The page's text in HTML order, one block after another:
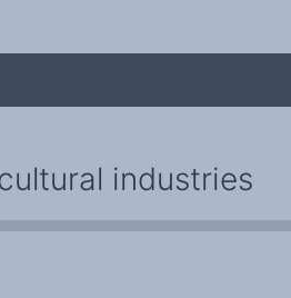
- Cadiz, 9-12 November 2022
industries